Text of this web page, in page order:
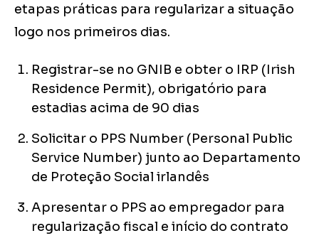
etapas práticas para regularizar a situação
logo nos primeiros dias.
Registrar-se no GNIB e obter o IRP (Irish
Residence Permit), obrigatório para
estadias acima de 90 dias
Solicitar o PPS Number (Personal Public
Service Number) junto ao Departamento
de Proteção Social irlandês
Apresentar o PPS ao empregador para
regularização fiscal e início do contrato